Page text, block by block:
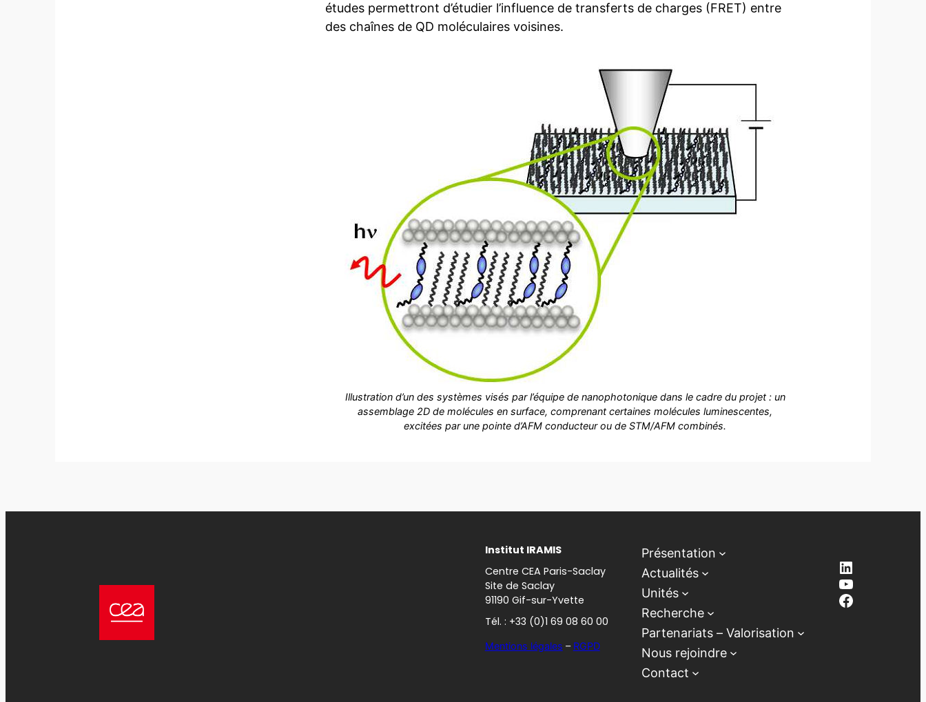
études permettront d’étudier l’influence de transferts de charges (FRET) entre
des chaînes de QD moléculaires voisines.
Illustration d’un des systèmes visés par l’équipe de nanophotonique dans le cadre du projet : un
assemblage 2D de molécules en surface, comprenant certaines molécules luminescentes,
excitées par une pointe d’AFM conducteur ou de STM/AFM combinés.
Institut IRAMIS
Centre CEA Paris-Saclay
Site de Saclay
91190 Gif-sur-Yvette
Tél. : +33 (0)1 69 08 60 00
Mentions légales – RGPD
Présentation
Actualités
Unités
Recherche
Partenariats – Valorisation
Nous rejoindre
Contact
LinkedIn
YouTube
Facebook